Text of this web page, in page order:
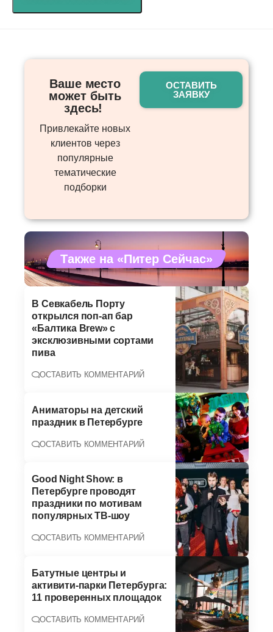
Ваше место
может быть
здесь! ​
Привлекайте новых
клиентов через
популярные
тематические
подборки
ОСТАВИТЬ
ЗАЯВКУ
Также на «Питер Сейчас»
В Севкабель Порту
открылся поп-ап бар
«Балтика Brew» с
эксклюзивными сортами
пива
ОСТАВИТЬ КОММЕНТАРИЙ
Аниматоры на детский
праздник в Петербурге
ОСТАВИТЬ КОММЕНТАРИЙ
Good Night Show: в
Петербурге проводят
праздники по мотивам
популярных ТВ-шоу
ОСТАВИТЬ КОММЕНТАРИЙ
Батутные центры и
активити-парки Петербурга:
11 проверенных площадок
ОСТАВИТЬ КОММЕНТАРИЙ